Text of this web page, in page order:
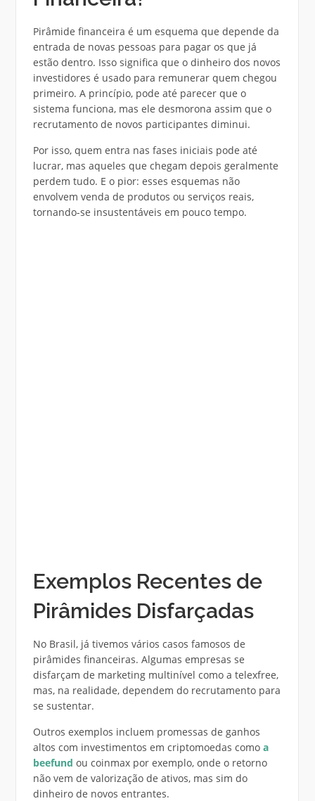
Pirâmide financeira é um esquema que depende da
entrada de novas pessoas para pagar os que já
estão dentro. Isso significa que o dinheiro dos novos
investidores é usado para remunerar quem chegou
primeiro. A princípio, pode até parecer que o
sistema funciona, mas ele desmorona assim que o
recrutamento de novos participantes diminui.
Por isso, quem entra nas fases iniciais pode até
lucrar, mas aqueles que chegam depois geralmente
perdem tudo. E o pior: esses esquemas não
envolvem venda de produtos ou serviços reais,
tornando-se insustentáveis em pouco tempo.
Exemplos Recentes de
Pirâmides Disfarçadas
No Brasil, já tivemos vários casos famosos de
pirâmides financeiras. Algumas empresas se
disfarçam de marketing multinível como a telexfree,
mas, na realidade, dependem do recrutamento para
se sustentar.
Outros exemplos incluem promessas de ganhos
altos com investimentos em criptomoedas como a
beefund ou coinmax por exemplo, onde o retorno
não vem de valorização de ativos, mas sim do
dinheiro de novos entrantes.